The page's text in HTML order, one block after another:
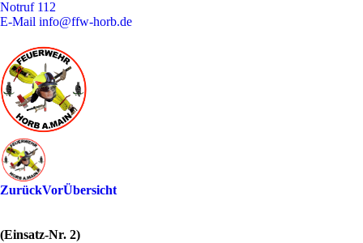
Notruf 112
E-Mail info@ffw-horb.de
ZurückVorÜbersicht
(Einsatz-Nr. 2)